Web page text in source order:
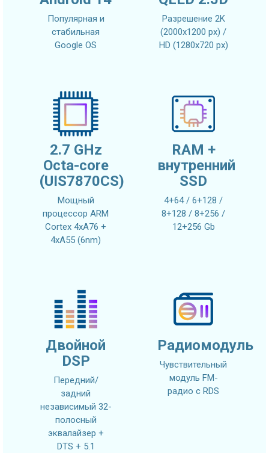
Популярная и
стабильная
Google OS
Разрешение 2K
(2000x1200 px) /
HD (1280x720 px)
2.7 GHz
Octa-core
(UIS7870CS)
Мощный
процессор ARM
Cortex 4xA76 +
4xA55 (6nm)
RAM +
внутренний
SSD
4+64 / 6+128 /
8+128 / 8+256 /
12+256 Gb
Двойной
DSP
Передний/
задний
независимый 32-
полосный
эквалайзер +
DTS + 5.1
Радиомодуль
Чувствительный
модуль FM-
радио с RDS